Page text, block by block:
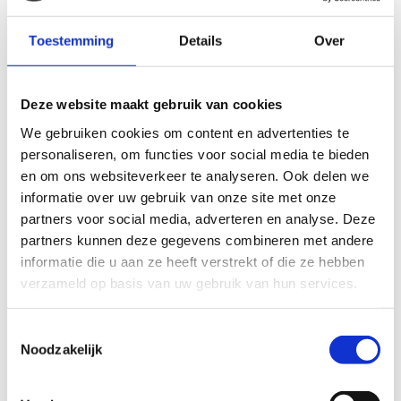
Toestemming Details Over
Deze website maakt gebruik van cookies
We gebruiken cookies om content en advertenties te
personaliseren, om functies voor social media te bieden
en om ons websiteverkeer te analyseren. Ook delen we
informatie over uw gebruik van onze site met onze
partners voor social media, adverteren en analyse. Deze
partners kunnen deze gegevens combineren met andere
informatie die u aan ze heeft verstrekt of die ze hebben
verzameld op basis van uw gebruik van hun services.
Noodzakelijk
Stel een vraag
Wij nemen binnen 24 uur contact met je op via de e-mail of telefoon.
We gebruiken je informatie alleen om met jou in contact te komen.
Product
Naam
Bedrijfsnaam optioneel
E-mailadres
Telefoonnummer